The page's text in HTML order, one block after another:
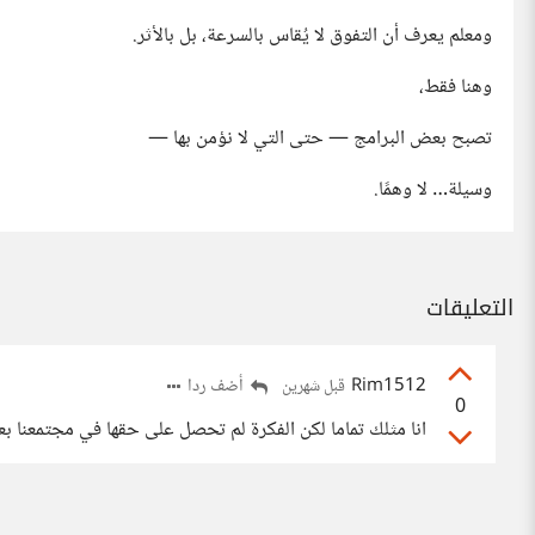
ومعلم يعرف أن التفوق لا يُقاس بالسرعة، بل بالأثر.
وهنا فقط،
تصبح بعض البرامج — حتى التي لا نؤمن بها —
وسيلة… لا وهمًا.
التعليقات
0
Rim1512 قبل شهرين أضف ردا
انا مثلك تماما لكن الفكرة لم تحصل على حقها في مجتمعنا